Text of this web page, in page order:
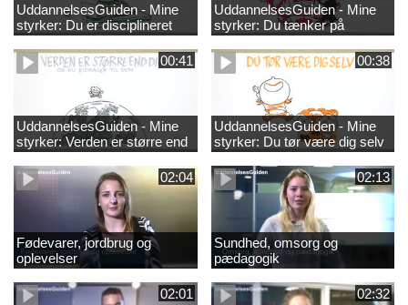
UddannelsesGuiden - Mine
styrker: Du er disciplineret
UddannelsesGuiden - Mine
styrker: Du tænker på
fællesskabet
00:41
UddannelsesGuiden - Mine
styrker: Verden er større end
dig og du bidrager til den
00:38
UddannelsesGuiden - Mine
styrker: Du tør være dig selv
02:04
Fødevarer, jordbrug og
oplevelser
02:13
Sundhed, omsorg og
pædagogik
02:01 02:32